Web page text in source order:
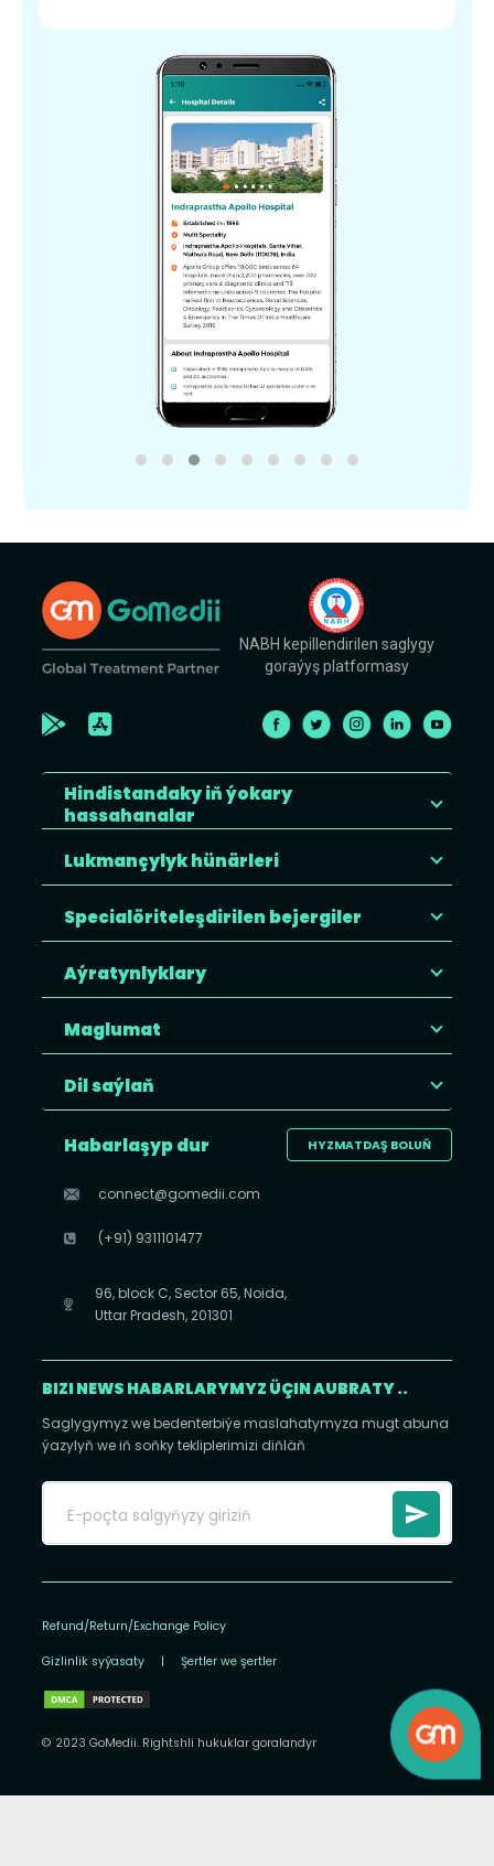
NABH kepillendirilen saglygy
goraýyş platformasy
Hindistandaky iň ýokary
hassahanalar
Lukmançylyk hünärleri
Specialöriteleşdirilen bejergiler
Aýratynlyklary
Maglumat
Dil saýlaň
HYZMATDAŞ BOLUŇ
Habarlaşyp dur
connect@gomedii.com
(+91) 9311101477
96, block C, Sector 65, Noida,
Uttar Pradesh, 201301
BIZI NEWS HABARLARYMYZ ÜÇIN AUBRATY ..
Saglygymyz we bedenterbiýe maslahatymyza mugt abuna
ýazylyň we iň soňky tekliplerimizi diňläň
Refund/Return/Exchange Policy
Gizlinlik syýasaty | Şertler we şertler
© 2023 GoMedii. Rightshli hukuklar goralandyr